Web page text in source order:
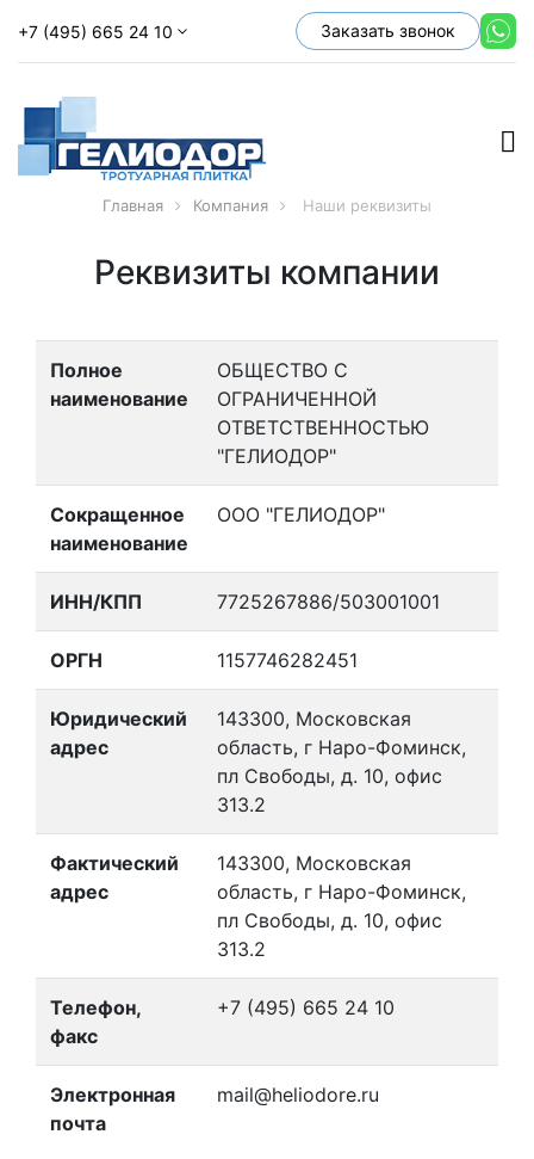
+7 (495) 665 24 10 Заказать звонок
Главная Компания Наши реквизиты
Реквизиты компании
Полное
наименование
ОБЩЕСТВО С
ОГРАНИЧЕННОЙ
ОТВЕТСТВЕННОСТЬЮ
"ГЕЛИОДОР"
Сокращенное
наименование
ООО "ГЕЛИОДОР"
ИНН/КПП 7725267886/503001001
ОРГН 1157746282451
Юридический
адрес
143300, Московская
область, г Наро-Фоминск,
пл Свободы, д. 10, офис
313.2
Фактический
адрес
143300, Московская
область, г Наро-Фоминск,
пл Свободы, д. 10, офис
313.2
Телефон,
факс
+7 (495) 665 24 10
Электронная
почта
mail@heliodore.ru